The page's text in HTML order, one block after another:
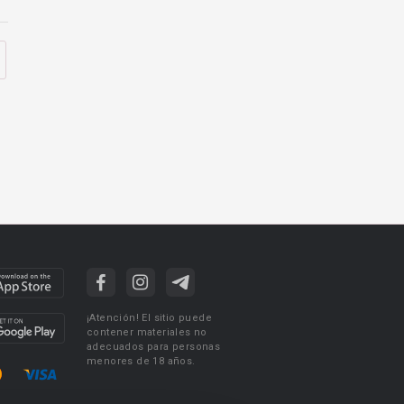
¡Atención! El sitio puede
contener materiales no
adecuados para personas
menores de 18 años.